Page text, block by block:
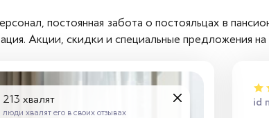
постоянная забота о постояльцах в
Акции, скидки и специальные предложения
213 хвалят
люди хвалят его в своих отзывах
id